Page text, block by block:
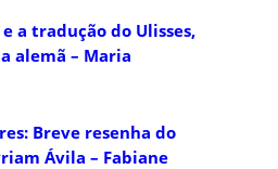
a tradução do Ulisses,
alemã – Maria
Breve resenha do
Ávila – Fabiane